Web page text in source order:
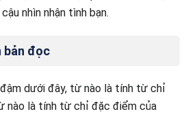
nhìn nhận tình bạn.
bản đọc
dưới đây, từ nào là tính từ chỉ
nào là tính từ chỉ đặc điểm của